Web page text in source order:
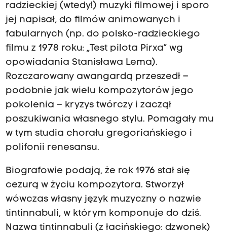
radzieckiej (wtedy!) muzyki filmowej i sporo
jej napisał, do filmów animowanych i
fabularnych (np. do polsko-radzieckiego
filmu z 1978 roku: „Test pilota Pirxa” wg
opowiadania Stanisława Lema).
Rozczarowany awangardą przeszedł –
podobnie jak wielu kompozytorów jego
pokolenia – kryzys twórczy i zaczął
poszukiwania własnego stylu. Pomagały mu
w tym studia chorału gregoriańskiego i
polifonii renesansu.
Biografowie podają, że rok 1976 stał się
cezurą w życiu kompozytora. Stworzył
wówczas własny język muzyczny o nazwie
tintinnabuli, w którym komponuje do dziś.
Nazwa tintinnabuli (z łacińskiego: dzwonek)